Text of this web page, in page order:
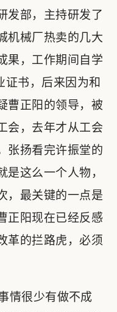
发部，主持研发了
机械厂热卖的几大
果，工作期间自学
证书，后来因为和
曹正阳的领导，被
会，去年才从工会
张扬看完许振堂的
这么一个人物，
，最关键的一点是
正阳现在已经反感
革的拦路虎，必须
情很少有做不成